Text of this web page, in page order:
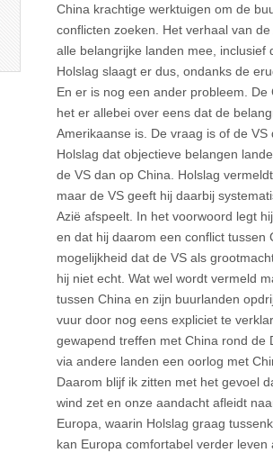
China krachtige werktuigen om de
conflicten zoeken. Het verhaal van
alle belangrijke landen mee, inclusief
Holslag slaagt er dus, ondanks de
En er is nog een ander probleem.
het er allebei over eens dat de
Amerikaanse is. De vraag is of de
Holslag dat objectieve belangen
de VS dan op China. Holslag
maar de VS geeft hij daarbij
Azië afspeelt. In het voorwoord legt
en dat hij daarom een conflict tussen
mogelijkheid dat de VS als
hij niet echt. Wat wel wordt vermeld
tussen China en zijn buurlanden
vuur door nog eens expliciet te
gewapend treffen met China rond de
via andere landen een oorlog met
Daarom blijf ik zitten met het gevoel
wind zet en onze aandacht afleidt
Europa, waarin Holslag graag
kan Europa comfortabel verder